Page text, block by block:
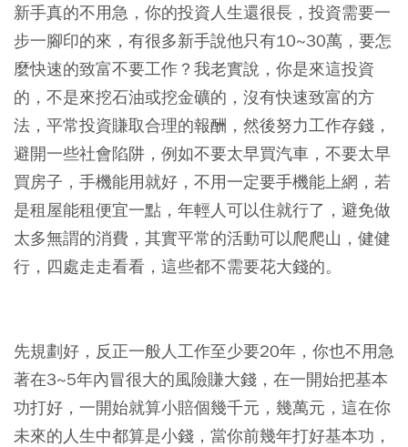
新手真的不用急，你的投資人生還很長，投資需要一
步一腳印的來，有很多新手說他只有10~30萬，要怎
麼快速的致富不要工作？ 我老實說，你是來這投資
的，不是來挖石油或挖金礦的，沒有快速致富的方
法，平常投資賺取合理的報酬，然後努力工作存錢，
避開一些社會陷阱，例如不要太早買汽車，不要太早
買房子，手機能用就好，不用一定要手機能上網，若
是租屋能租便宜一點，年輕人可以住就行了，避免做
太多無謂的消費，其實平常的活動可以爬爬山，健健
行，四處走走看看，這些都不需要花大錢的。
先規劃好，反正一般人工作至少要20年，你也不用急
著在3~5年內冒很大的風險賺大錢，在一開始把基本
功打好，一開始就算小賠個幾千元，幾萬元，這在你
未來的人生中都算是小錢，當你前幾年打好基本功，